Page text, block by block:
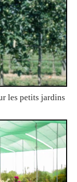
les petits jardins